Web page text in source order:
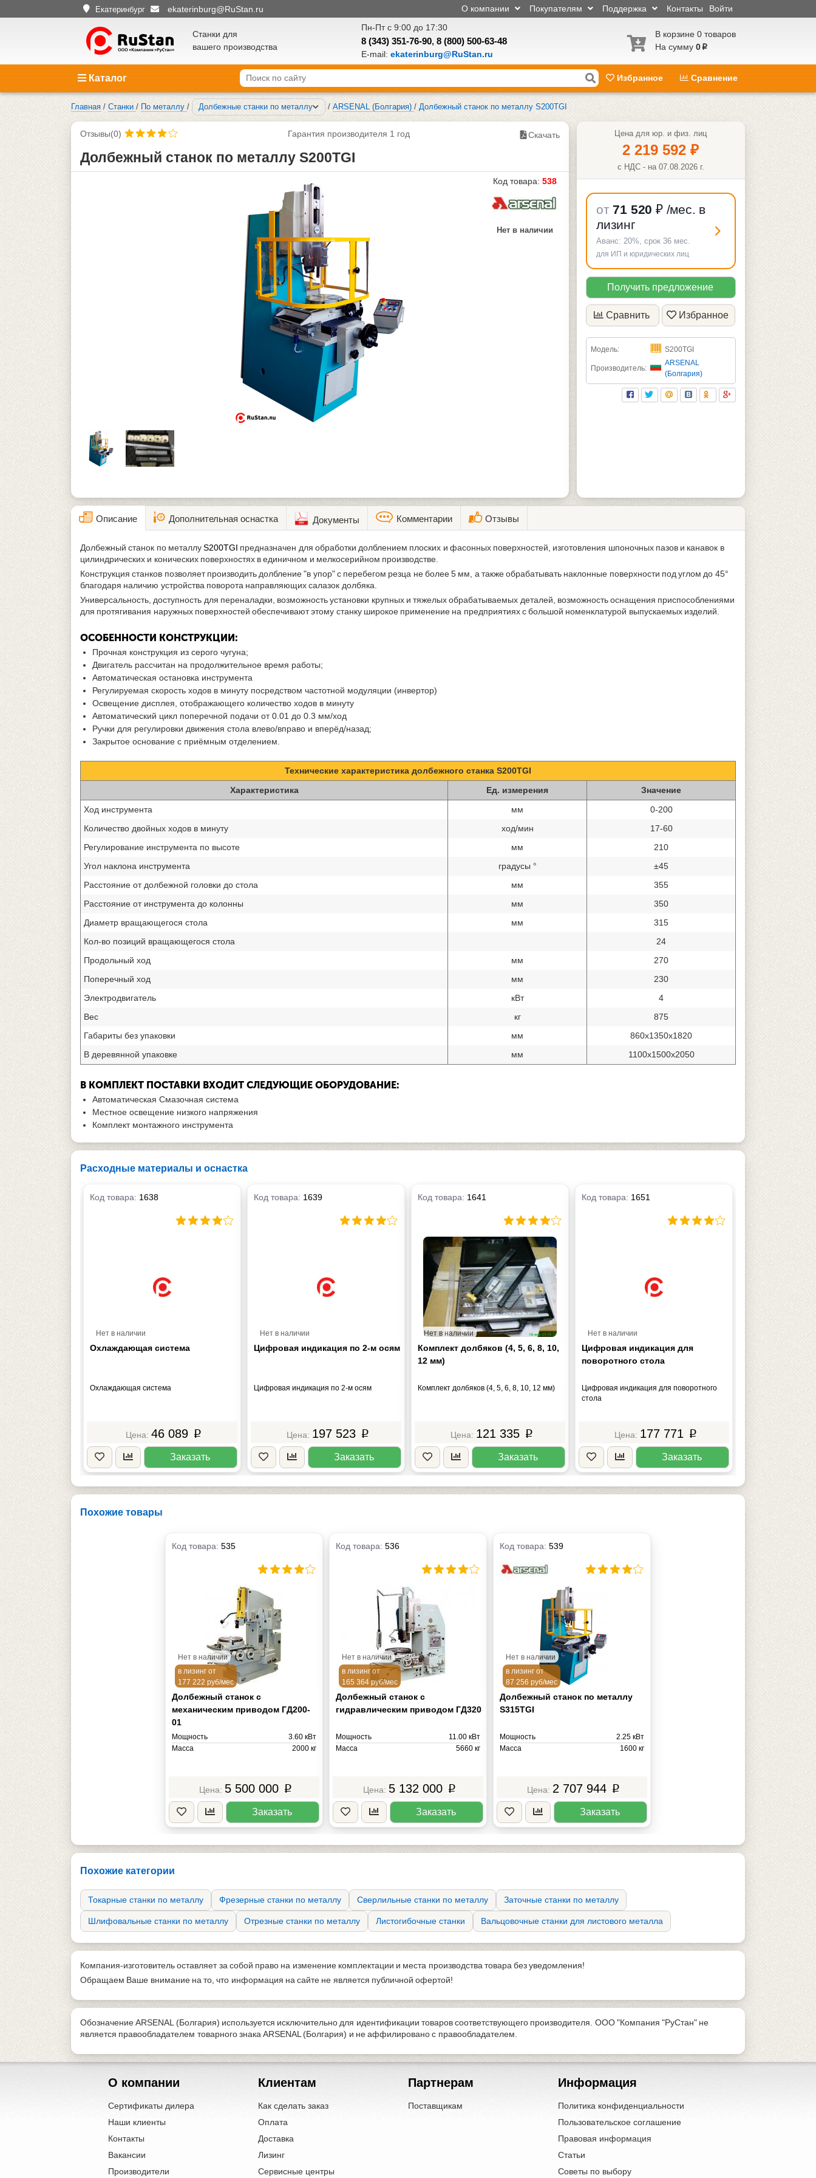
Екатеринбург ekaterinburg@RuStan.ru Войти
Контакты
Поддержка
Покупателям
О компании
Станки для
вашего производства
Пн-Пт с 9:00 до 17:30
8 (343) 351-76-90, 8 (800) 500-63-48
E-mail: ekaterinburg@RuStan.ru
В корзине 0 товаров
На сумму 0 p
Каталог Избранное Сравнение
Главная / Станки / По металлу / Долбежные станки по металлу / ARSENAL (Болгария) / Долбежный станок по металлу S200TGI
Отзывы(0) Гарантия производителя 1 год Скачать
Долбежный станок по металлу S200TGI
Код товара: 538
Нет в наличии
Цена для юр. и физ. лиц
2 219 592₽
с НДС - на 07.08.2026 г.
от 71 520 ₽ /мес. в
лизинг
Аванс: 20%, срок 36 мес.
для ИП и юридических лиц
Получить предложение
Сравнить Избранное
Модель: S200TGI
Производитель:
ARSENAL
(Болгария)
Описание Дополнительная оснастка Документы Комментарии Отзывы
Долбежный станок по металлуS200TGI предназначен для обработки долблением плоских и фасонных поверхностей, изготовления шпоночных пазов и канавок в
цилиндрических и конических поверхностях в единичном и мелкосерийном производстве.
Конструкция станков позволяет производить долбление "в упор" с перебегом резца не более 5 мм, а также обрабатывать наклонные поверхности под углом до 45°
благодаря наличию устройства поворота направляющих салазок долбяка.
Универсальность, доступность для переналадки, возможность установки крупных и тяжелых обрабатываемых деталей, возможность оснащения приспособлениями
для протягивания наружных поверхностей обеспечивают этому станку широкое применение на предприятиях с большой номенклатурой выпускаемых изделий.
ОСОБЕННОСТИ КОНСТРУКЦИИ:
Прочная конструкция из серого чугуна;
Двигатель рассчитан на продолжительное время работы;
Автоматическая остановка инструмента
Регулируемая скорость ходов в минуту посредством частотной модуляции (инвертор)
Освещение дисплея, отображающего количество ходов в минуту
Автоматический цикл поперечной подачи от 0.01 до 0.3 мм/ход
Ручки для регулировки движения стола влево/вправо и вперёд/назад;
Закрытое основание с приёмным отделением.
Технические характеристика долбежного станка S200TGI
Характеристика
Ед. измерения
Значение
Ход инструмента
мм
0-200
Количество двойных ходов в минуту
ход/мин
17-60
Регулирование инструмента по высоте
мм
210
Угол наклона инструмента
градусы °
±45
Расстояние от долбежной головки до стола
мм
355
Расстояние от инструмента до колонны
мм
350
Диаметр вращающегося стола
мм
315
Кол-во позиций вращающегося стола
24
Продольный ход
мм
270
Поперечный ход
мм
230
Электродвигатель
кВт
4
Вес
кг
875
Габариты без упаковки
мм
860x1350x1820
В деревянной упаковке
мм 1100x1500x2050
В КОМПЛЕКТ ПОСТАВКИ ВХОДИТ СЛЕДУЮЩИЕ ОБОРУДОВАНИЕ:
Автоматическая Смазочная система
Местное освещение низкого напряжения
Комплект монтажного инструмента
Расходные материалы и оснастка
Код товара: 1638
Нет в наличии
Охлаждающая система
Охлаждающая система
46 089 p
Заказать
Код товара: 1639
Нет в наличии
Цифровая индикация по 2-м осям
Цифровая индикация по 2-м осям
197 523 p
Заказать
Код товара: 1641
Нет в наличии
Комплект долбяков (4, 5, 6, 8, 10,
12 мм)
Комплект долбяков (4, 5, 6, 8, 10, 12 мм)
121 335 p
Заказать
Код товара: 1651
Нет в наличии
Цифровая индикация для
поворотного стола
Цифровая индикация для поворотного
стола
177 771 p
Заказать
Похожие товары
Код товара: 535
Нет в наличии
в лизинг от
177 222 руб/мес
Долбежный станок с
механическим приводом ГД200-
01
Мощность
3.60 кВт
Масса
2000 кг
5 500 000 p
Заказать
Код товара: 536
Нет в наличии
в лизинг от
165 364 руб/мес
Долбежный станок с
гидравлическим приводом ГД320
Мощность
11.00 кВт
Масса
5660 кг
5 132 000 p
Заказать
Код товара: 539
Нет в наличии
в лизинг от
87 256 руб/мес
Долбежный станок по металлу
S315TGI
Мощность
2.25 кВт
Масса
1600 кг
2 707 944 p
Заказать
Похожие категории
Токарные станки по металлу Фрезерные станки по металлу Сверлильные станки по металлу Заточные станки по металлу
Шлифовальные станки по металлу Отрезные станки по металлу Листогибочные станки Вальцовочные станки для листового металла
Компания-изготовитель оставляет за собой право на изменение комплектации и места производства товара без уведомления!
Обращаем Ваше внимание на то, что информация на сайте не является публичной офертой!
Обозначение ARSENAL (Болгария) используется исключительно для идентификации товаров соответствующего производителя. ООО "Компания "РуСтан" не
является правообладателем товарного знака ARSENAL (Болгария) и не аффилировано с правообладателем.
О компании
Сертификаты дилера
Наши клиенты
Контакты
Вакансии
Производители
Клиентам
Как сделать заказ
Оплата
Доставка
Лизинг
Сервисные центры
Партнерам
Поставщикам
Информация
Политика конфиденциальности
Пользовательское соглашение
Правовая информация
Статьи
Советы по выбору